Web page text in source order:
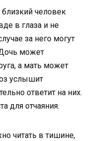
близкий человек
в глаза и не
за него могут
может
а мать может
услышит
ответит на них.
для отчаяния.
читать в тишине,